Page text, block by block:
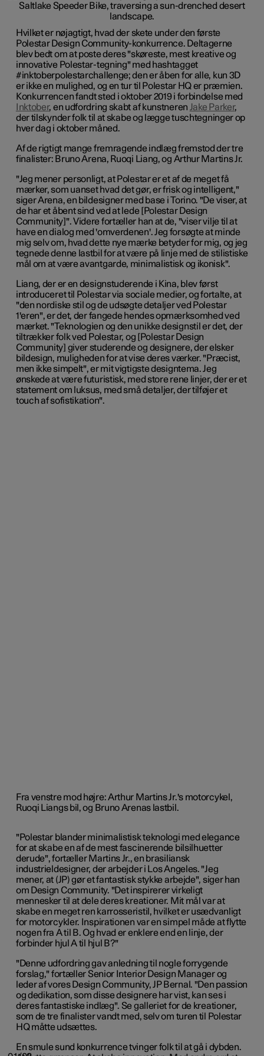
Hvilket er nøjagtigt, hvad der skete under den første
Polestar Design Community-konkurrence. Deltagerne
blev bedt om at poste deres "skøreste, mest kreative og
innovative Polestar-tegning" med hashtagget
#inktoberpolestarchallenge; den er åben for alle, kun 3D
er ikke en mulighed, og en tur til Polestar HQ er præmien.
Konkurrencen fandt sted i oktober 2019 i forbindelse med
Inktober, en udfordring skabt af kunstneren Jake Parker,
der tilskynder folk til at skabe og lægge tuschtegninger op
hver dag i oktober måned.
Af de rigtigt mange fremragende indlæg fremstod der tre
finalister: Bruno Arena, Ruoqi Liang, og Arthur Martins Jr.
"Jeg mener personligt, at Polestar er et af de meget få
mærker, som uanset hvad det gør, er frisk og intelligent,"
siger Arena, en bildesigner med base i Torino. "De viser, at
de har et åbent sind ved at lede [Polestar Design
Community]". Videre fortæller han at de, "viser vilje til at
have en dialog med 'omverdenen'. Jeg forsøgte at minde
mig selv om, hvad dette nye mærke betyder for mig, og jeg
tegnede denne lastbil for at være på linje med de stilistiske
mål om at være avantgarde, minimalistisk og ikonisk".
Liang, der er en designstuderende i Kina, blev først
introduceret til Polestar via sociale medier, og fortalte, at
"den nordiske stil og de udsøgte detaljer ved Polestar
1'eren", er det, der fangede hendes opmærksomhed ved
mærket. "Teknologien og den unikke designstil er det, der
tiltrækker folk ved Polestar, og [Polestar Design
Community] giver studerende og designere, der elsker
bildesign, muligheden for at vise deres værker. "Præcist,
men ikke simpelt", er mit vigtigste designtema. Jeg
ønskede at være futuristisk, med store rene linjer, der er et
statement om luksus, med små detaljer, der tilføjer et
touch af sofistikation".
Fra venstre mod højre: Arthur Martins Jr.'s motorcykel,
Ruoqi Liangs bil, og Bruno Arenas lastbil.
"Polestar blander minimalistisk teknologi med elegance
for at skabe en af de mest fascinerende bilsilhuetter
derude", fortæller Martins Jr., en brasiliansk
industrieldesigner, der arbejder i Los Angeles. "Jeg
mener, at (JP) gør et fantastisk stykke arbejde", siger han
om Design Community. "Det inspirerer virkeligt
mennesker til at dele deres kreationer. Mit mål var at
skabe en meget ren karrosseristil, hvilket er usædvanligt
for motorcykler. Inspirationen var en simpel måde at flytte
nogen fra A til B. Og hvad er enklere end en linje, der
forbinder hjul A til hjul B?"
"Denne udfordring gav anledning til nogle forrygende
forslag," fortæller Senior Interior Design Manager og
leder af vores Design Community, JP Bernal. "Den passion
og dedikation, som disse designere har vist, kan ses i
deres fantastiske indlæg". Se galleriet for de kreationer,
som de tre finalister vandt med, selv om turen til Polestar
HQ måtte udsættes.
En smule sund konkurrence tvinger folk til at gå i dybden.